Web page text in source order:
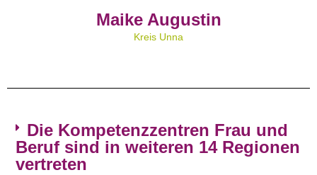
Maike Augustin
Kreis Unna
Die Kompetenzzentren Frau und
Beruf sind in weiteren 14 Regionen
vertreten